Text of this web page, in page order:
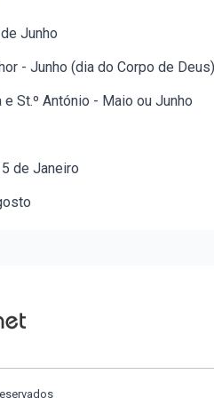
Junho
- Junho (dia do Corpo de Deus)
e St.º António - Maio ou Junho
de Janeiro